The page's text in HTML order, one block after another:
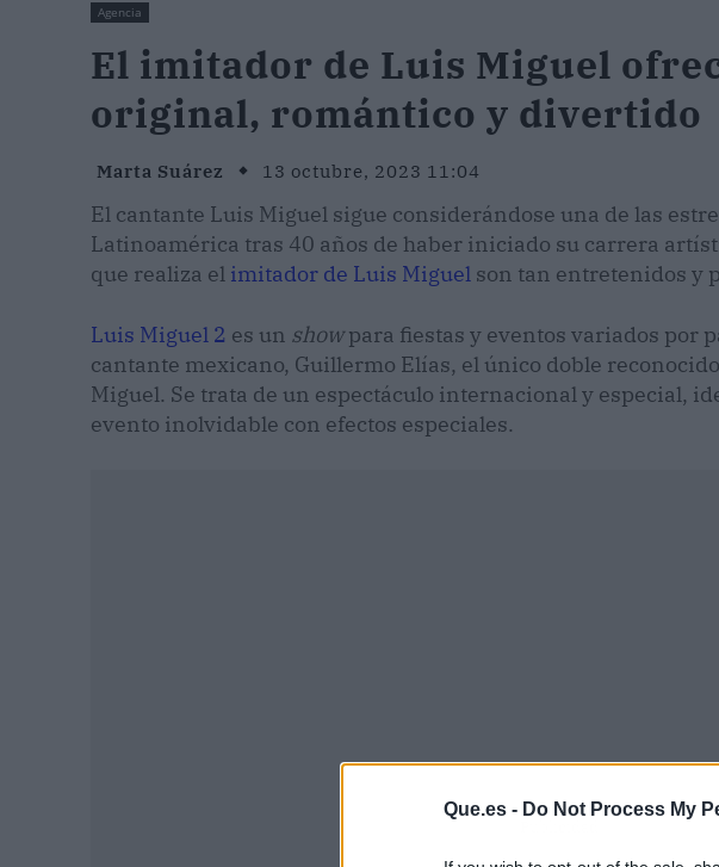
Que.es - Do Not Process My
Agencia
El imitador de Luis Miguel
original, romántico y divertido
Marta Suárez 13 octubre, 2023 11:04
El cantante Luis Miguel sigue considerándose una de las
Latinoamérica tras 40 años de haber iniciado su carrera
que realiza el imitador de Luis Miguel son tan entretenidos y
Luis Miguel 2 es un showpara fiestas y eventos variados por
cantante mexicano, Guillermo Elías, el único doble
Miguel. Se trata de un espectáculo internacional y especial,
evento inolvidable con efectos especiales.